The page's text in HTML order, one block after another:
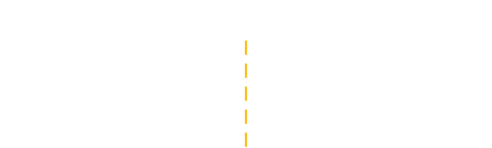
|
|
|
|
|